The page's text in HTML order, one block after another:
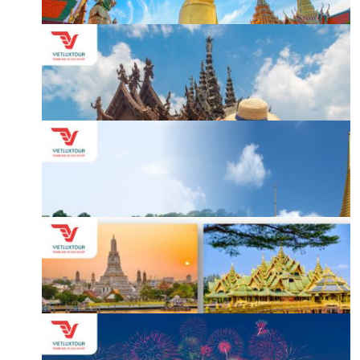
HỘP THƯ GÓP Ý
PROFILE HƯỚNG DẪN VIÊN
TUYỂN DỤNG
LIÊN HỆ
bangkok - pattaya (thành cổ muang boran - alcaza show -
café phủ vàng - thưởng thức buffet trưa baiyoke sky)
tour: NNA18855-27102024-SD
Khởi hành:27/10/2024
Đi: 5 Ngày - 4 Đêm
9,890,000 đ
bangkok - pattaya (thành cổ muang boran - alcaza show -
café phủ vàng - thưởng thức buffet trưa baiyoke sky)Mã
tour: NN48855-COT-SD
Khởi hành:Theo yêu cầu-Đi: 5 Ngày - 4 Đêm
9,990,000 đ
bangkok - pattaya (bảo tàng ánh sáng - vườn khinh khí cầu